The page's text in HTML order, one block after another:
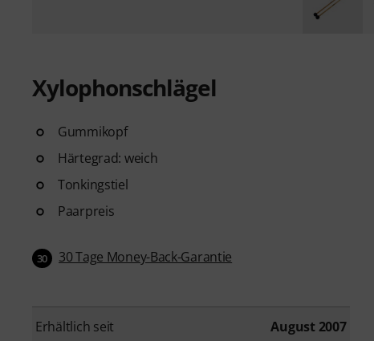
Xylophonschlägel
Gummikopf
Härtegrad: weich
Tonkingstiel
Paarpreis
30 30 Tage Money-Back-Garantie
Erhältlich seit August 2007